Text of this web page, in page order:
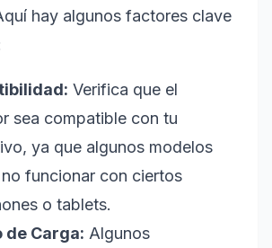
hay algunos factores clave
Verifica que el
sea compatible con tu
ya que algunos modelos
funcionar con ciertos
o tablets.
de Carga: Algunos